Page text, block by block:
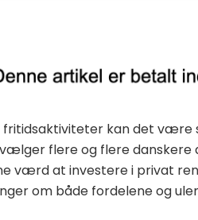
fritidsaktiviteter kan det
flere og flere
værd at investere i privat
om både fordelene og